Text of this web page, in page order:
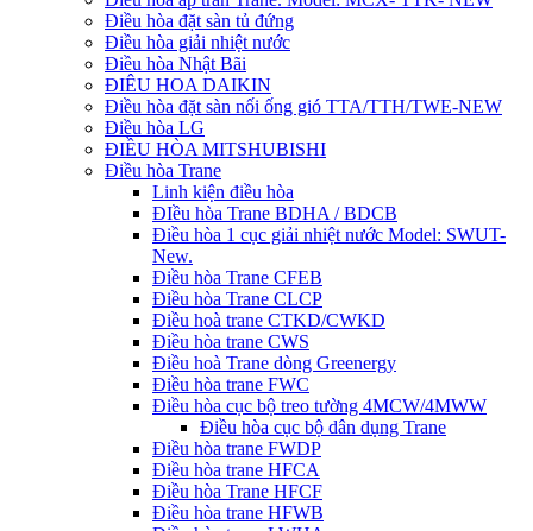
Điều hòa đặt sàn tủ đứng
Điều hòa giải nhiệt nước
Điều hòa Nhật Bãi
ĐIÊU HOA DAIKIN
Điều hòa đặt sàn nối ống gió TTA/TTH/TWE-NEW
Điều hòa LG
ĐIỀU HÒA MITSHUBISHI
Điều hòa Trane
Linh kiện điều hòa
ĐIều hòa Trane BDHA / BDCB
Điều hòa 1 cục giải nhiệt nước Model: SWUT-
New.
Điều hòa Trane CFEB
Điều hòa Trane CLCP
Điều hoà trane CTKD/CWKD
Điều hòa trane CWS
Điều hoà Trane dòng Greenergy
Điều hòa trane FWC
Điều hòa cục bộ treo tường 4MCW/4MWW
Điều hòa cục bộ dân dụng Trane
Điều hòa trane FWDP
Điều hòa trane HFCA
Điều hòa Trane HFCF
Điều hòa trane HFWB